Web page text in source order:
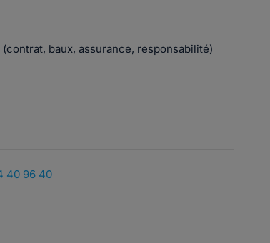
baux, assurance, responsabilité)
40 96 40